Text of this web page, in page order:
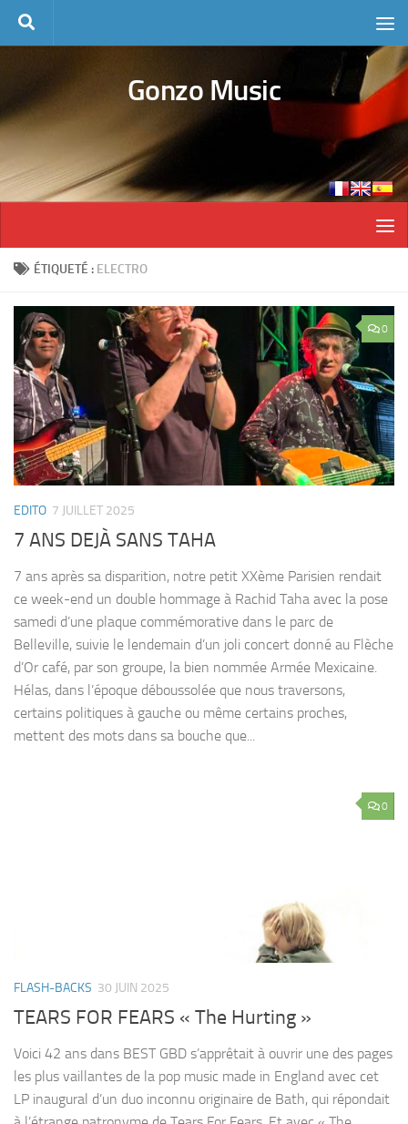
Skip to content
Gonzo Music
ÉTIQUETÉ : ELECTRO
0
EDITO 7 JUILLET 2025
7 ANS DEJÀ SANS TAHA
7 ans après sa disparition, notre petit XXème Parisien rendait
ce week-end un double hommage à Rachid Taha avec la pose
samedi d’une plaque commémorative dans le parc de
Belleville, suivie le lendemain d’un joli concert donné au Flèche
d’Or café, par son groupe, la bien nommée Armée Mexicaine.
Hélas, dans l’époque déboussolée que nous traversons,
certains politiques à gauche ou même certains proches,
mettent des mots dans sa bouche que...
0
FLASH-BACKS 30 JUIN 2025
TEARS FOR FEARS « The Hurting »
Voici 42 ans dans BEST GBD s’apprêtait à ouvrir une des pages
les plus vaillantes de la pop music made in England avec cet
LP inaugural d’un duo inconnu originaire de Bath, qui répondait